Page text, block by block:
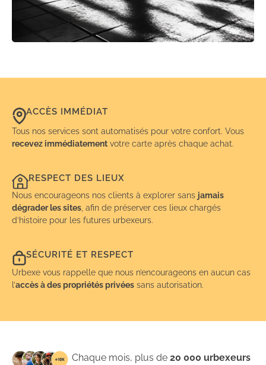
ACCÈS IMMÉDIAT
Tous nos services sont automatisés pour votre confort. Vous
recevez immédiatement votre carte après chaque achat.
RESPECT DES LIEUX
Nous encourageons nos clients à explorer sans jamais
dégrader les sites , afin de préserver ces lieux chargés
d’histoire pour les futures urbexeurs.
SÉCURITÉ ET RESPECT
Urbexe vous rappelle que nous n’encourageons en aucun cas
l’accès à des propriétés privées sans autorisation.
Chaque mois, plus de20 000 urbexeurs